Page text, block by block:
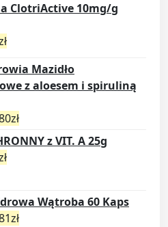
ClotriActive 10mg/g
Mazidło
z aloesem i spiruliną
zł
z VIT. A 25g
Wątroba 60 Kaps
zł